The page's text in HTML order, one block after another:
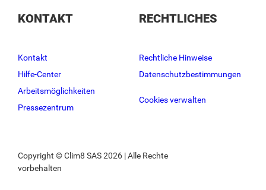
KONTAKT
Kontakt
Hilfe-Center
Arbeitsmöglichkeiten
Pressezentrum
RECHTLICHES
Rechtliche Hinweise
Datenschutzbestimmungen
Cookies verwalten
Copyright © Clim8 SAS 2026 | Alle Rechte
vorbehalten